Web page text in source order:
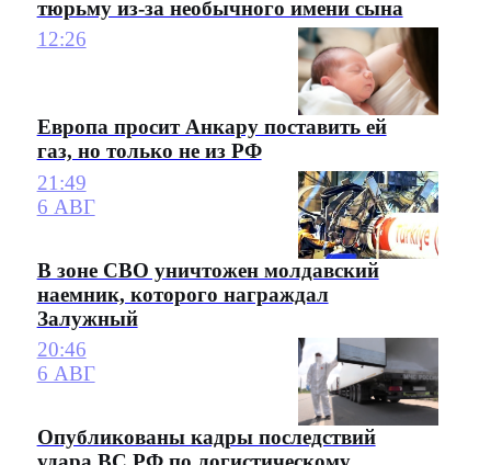
тюрьму из-за необычного имени сына
12:26
Европа просит Анкару поставить ей
газ, но только не из РФ
21:49
6 АВГ
В зоне СВО уничтожен молдавский
наемник, которого награждал
Залужный
20:46
6 АВГ
Опубликованы кадры последствий